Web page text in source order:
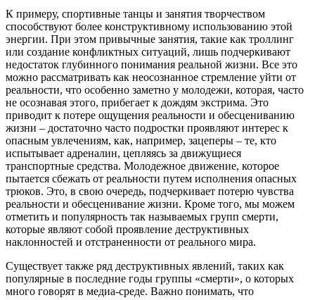
К примеру, спортивные танцы и занятия творчеством
способствуют более конструктивному использованию этой
энергии. При этом привычные занятия, такие как троллинг
или создание конфликтных ситуаций, лишь подчеркивают
недостаток глубинного понимания реальной жизни. Все это
можно рассматривать как неосознанное стремление уйти от
реальности, что особенно заметно у молодежи, которая, часто
не осознавая этого, прибегает к дождям экстрима. Это
приводит к потере ощущения реальности и обесцениванию
жизни – достаточно часто подростки проявляют интерес к
опасным увлечениям, как, например, зацеперы – те, кто
испытывает адреналин, цепляясь за движущиеся
транспортные средства. Молодежное движение, которое
пытается сбежать от реальности путем исполнения опасных
трюков. Это, в свою очередь, подчеркивает потерю чувства
реальности и обесценивание жизни. Кроме того, мы можем
отметить и популярность так называемых групп смерти,
которые являют собой проявление деструктивных
наклонностей и отстраненности от реального мира.
Существует также ряд деструктивных явлений, таких как
популярные в последние годы группы «смерти», о которых
много говорят в медиа-среде. Важно понимать, что